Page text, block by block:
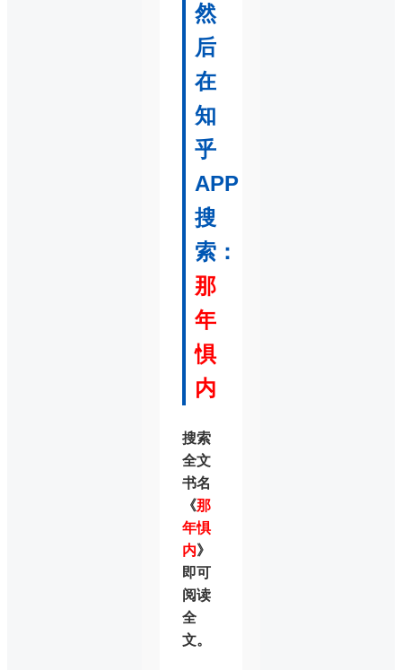
然
后
在
知
乎
APP
搜
索：
那
年
惧
内
搜索
全文
书名
《那
年惧
内》
即可
阅读
全
文。